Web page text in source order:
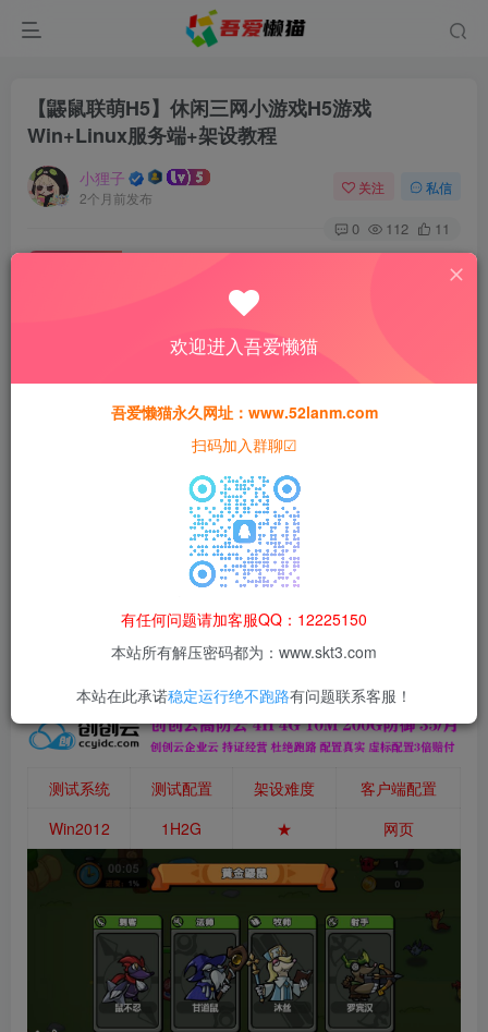
【鼹鼠联萌H5】休闲三网小游戏H5游戏
Win+Linux服务端+架设教程
小狸子
2个月前发布
关注 私信
0 112 11
此内容为付费资源，请付费后查看
猫粮28
黄金会员免费 钻石会员免费
本站所有资源均为网络收集整理而来，仅供学习研究使用，请在下
载后24h内删除，谢谢合作！
本站资源仅用于学习交流，禁止商业运营与违法、侵权
果由使用者自行承担。
测试系统 测试配置 架设难度
客户端配置
Win2012
1H2G ★ 网页
欢迎进入吾爱懒猫
吾爱懒猫永久网址：www.52lanm.com
扫码加入群聊☑
有任何问题请加客服QQ：12225150
本站所有解压密码都为：www.skt3.com
本站在此承诺稳定运行绝不跑路有问题联系客服！